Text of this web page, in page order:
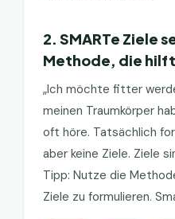
2. SMARTe Ziele
Methode, die hilft
„Ich möchte fitter
meinen Traumkörper
oft höre. Tatsächlich
aber keine Ziele. Ziele
Tipp: Nutze die
Ziele zu formulieren.